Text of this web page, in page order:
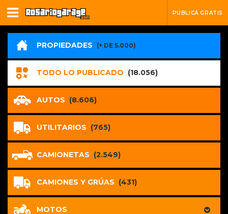
PUBLICÁ GRATIS
PROPIEDADES (+ DE 5.000)
TODO LO PUBLICADO (18.056)
AUTOS (8.606)
UTILITARIOS (765)
CAMIONETAS (2.549)
CAMIONES Y GRÚAS (431)
MOTOS